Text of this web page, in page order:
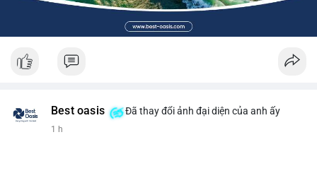
Best oasis Đã thay đổi ảnh đại diện của anh ấy
1 h